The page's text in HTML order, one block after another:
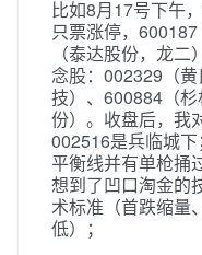
比如8月17号下午
只票涨停，
（泰达股份，龙
念股：002329（
技）、600884（
份）。收盘后，我
002516是兵临城
平衡线并有单枪捅
想到了凹口淘金的
术标准（首跌缩量
低）；